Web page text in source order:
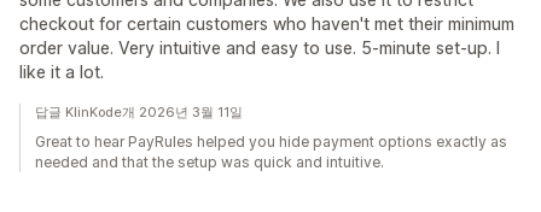
checkout for certain customers who haven't met their minimum
order value. Very intuitive and easy to use. 5-minute set-up. I
like it a lot.
답글 KlinKode개 2026년 3월 11일
Great to hear PayRules helped you hide payment options exactly as
needed and that the setup was quick and intuitive.